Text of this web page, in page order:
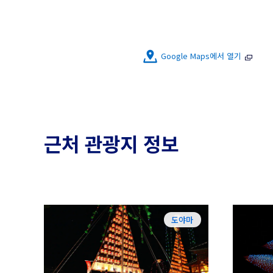
Google Maps에서 열기
근처 관광지 정보
도야마